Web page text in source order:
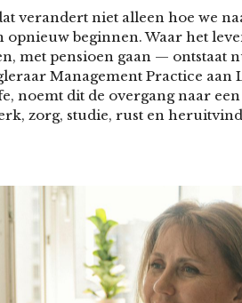
verandert niet alleen hoe we
beginnen. Waar het
met pensioen gaan — ontstaat
Management Practice aan
noemt dit de overgang naar een
zorg, studie, rust en